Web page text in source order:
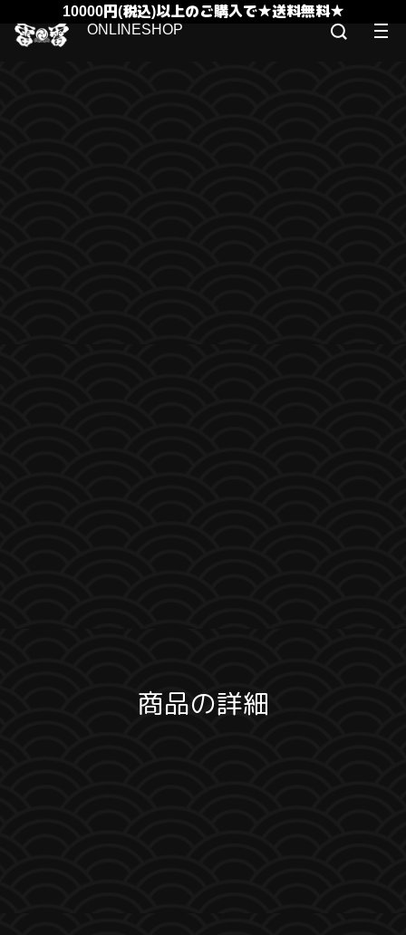
10000円(税込)以上のご購入で★送料無料★
商品の詳細
ONLINESHOP